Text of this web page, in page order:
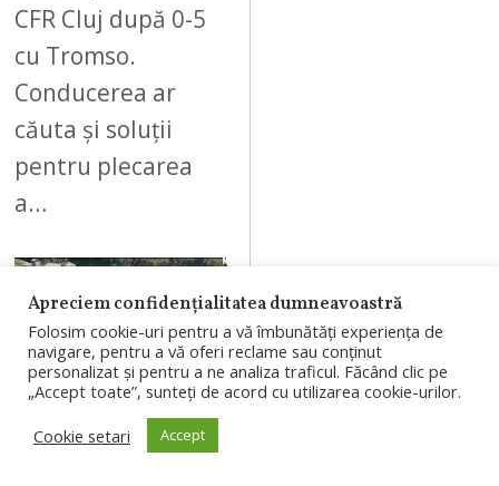
CFR Cluj după 0-5
cu Tromso.
Conducerea ar
căuta și soluții
pentru plecarea
a…
09
AUGUST 8, 2026
Apreciem confidențialitatea dumneavoastră
Folosim cookie-uri pentru a vă îmbunătăți experiența de
navigare, pentru a vă oferi reclame sau conținut
personalizat și pentru a ne analiza traficul. Făcând clic pe
„Accept toate”, sunteți de acord cu utilizarea cookie-urilor.
Cookie setari
Accept